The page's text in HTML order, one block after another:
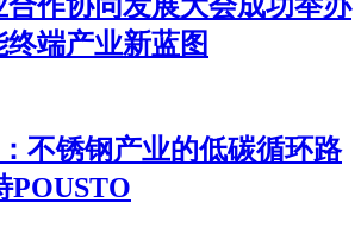
端产业新蓝图
不锈钢产业的低碳循环路
POUSTO